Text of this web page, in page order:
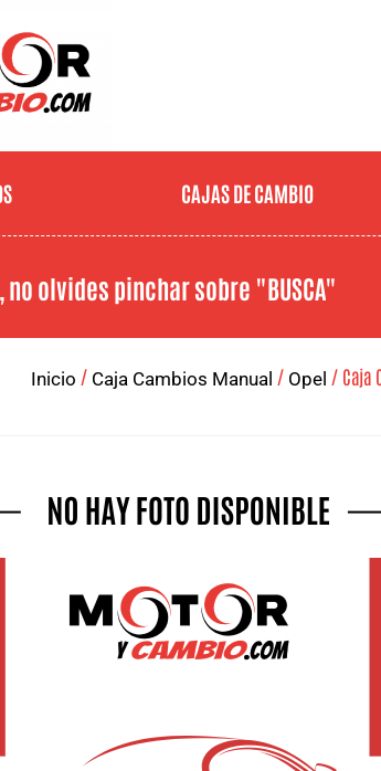
CAJAS DE CAMBIO
no olvides pinchar sobre "BUSCA"
Inicio / Caja Cambios Manual / Opel / Caja